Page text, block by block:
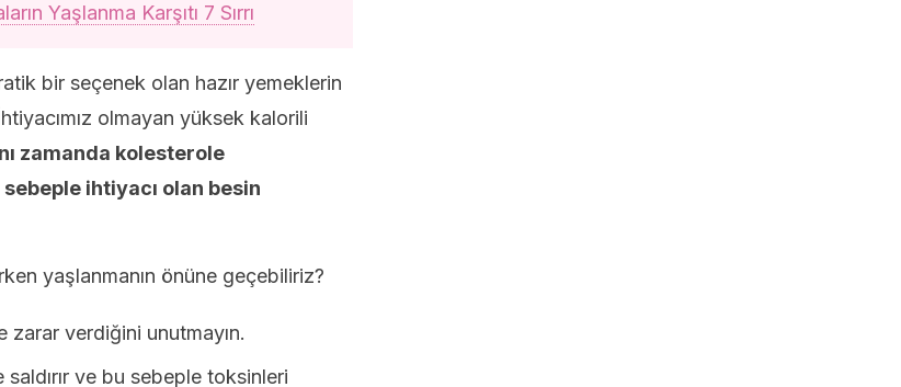
Yaşlanma Karşıtı 7 Sırrı
bir seçenek olan hazır yemeklerin
olmayan yüksek kalorili
zamanda kolesterole
ihtiyacı olan besin
yaşlanmanın önüne geçebiliriz?
zarar verdiğini unutmayın.
saldırır ve bu sebeple toksinleri